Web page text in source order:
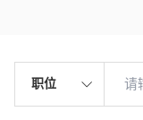
职位